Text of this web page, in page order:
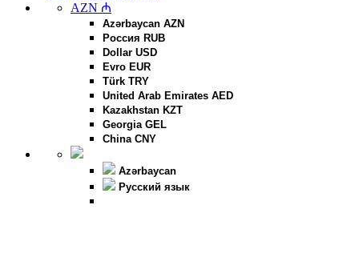
AZN ₼
Azərbaycan AZN
Россия RUB
Dollar USD
Evro EUR
Türk TRY
United Arab Emirates AED
Kazakhstan KZT
Georgia GEL
China CNY
Azərbaycan
Русский язык